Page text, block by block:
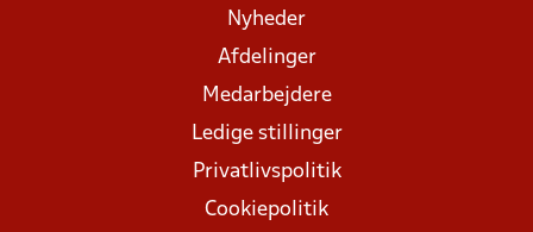
Nyheder
Afdelinger
Medarbejdere
Ledige stillinger
Privatlivspolitik
Cookiepolitik